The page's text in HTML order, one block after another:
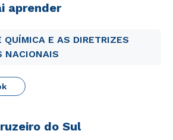
aprender
QUÍMICA E AS DIRETRIZES
NACIONAIS
do Sul